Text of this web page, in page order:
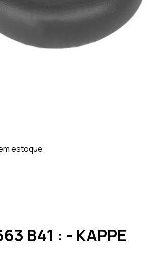
estoque
B41 : - KAPPE